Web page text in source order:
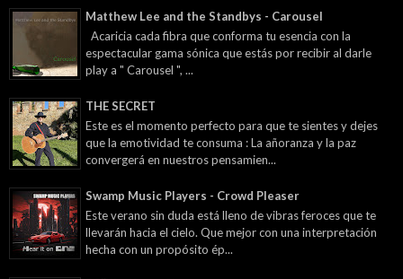
Matthew Lee and the Standbys - Carousel
Acaricia cada fibra que conforma tu esencia con la
espectacular gama sónica que estás por recibir al darle
play a " Carousel ", ...
THE SECRET
Este es el momento perfecto para que te sientes y dejes
que la emotividad te consuma : La añoranza y la paz
convergerá en nuestros pensamien...
Swamp Music Players - Crowd Pleaser
Este verano sin duda está lleno de vibras feroces que te
llevarán hacia el cielo. Que mejor con una interpretación
hecha con un propósito ép...